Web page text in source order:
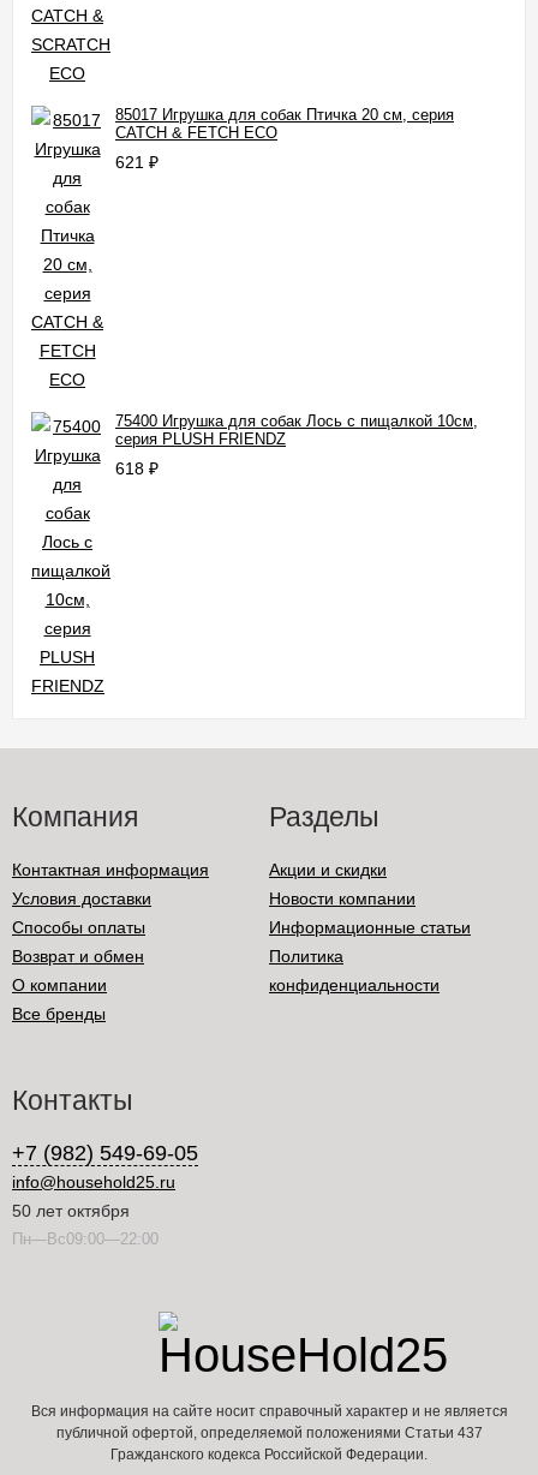
85017 Игрушка для собак Птичка 20 см, серия
CATCH & FETCH ECO
621 ₽
75400 Игрушка для собак Лось с пищалкой 10см,
серия PLUSH FRIENDZ
618 ₽
Компания
Контактная информация
Условия доставки
Способы оплаты
Возврат и обмен
О компании
Все бренды
Разделы
Акции и скидки
Новости компании
Информационные статьи
Политика
конфиденциальности
Контакты
+7 (982) 549-69-05
info@household25.ru
50 лет октября
Пн—Вс09:00—22:00
Вся информация на сайте носит справочный характер и не является
публичной офертой, определяемой положениями Статьи 437
Гражданского кодекса Российской Федерации.